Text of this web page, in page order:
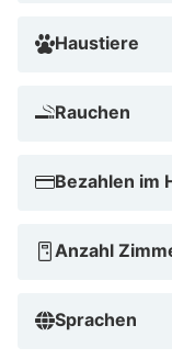
ist 18,7 km von
Schönbuch
Im Stadtzentrum
Haustiere
Rauchen
Bezahlen im
Anzahl
Sprachen